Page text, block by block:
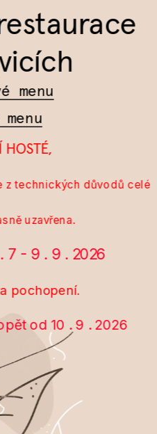
menu
HOSTÉ,
z technických důvodů celé
uzavřena.
7 - 9 . 9 . 2026
pochopení.
od 10 . 9 . 2026